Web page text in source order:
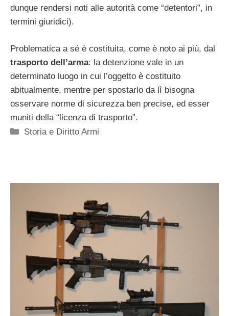
dunque rendersi noti alle autorità come “detentori”, in
termini giuridici).
Problematica a sé è costituita, come è noto ai più, dal
trasporto dell’arma: la detenzione vale in un
determinato luogo in cui l’oggetto è costituito
abitualmente, mentre per spostarlo da lì bisogna
osservare norme di sicurezza ben precise, ed esser
muniti della “licenza di trasporto”.
Categorie
Storia e Diritto Armi